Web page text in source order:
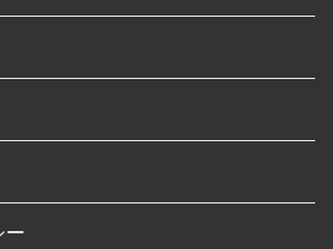
交換修理
交換
品修理
ー